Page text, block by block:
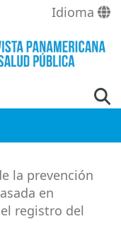
Idioma
la prevención
en
registro del